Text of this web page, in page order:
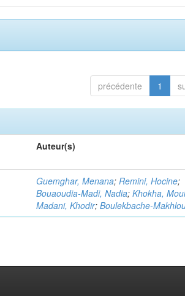
précédente 1
Auteur(s)
Guemghar, Menana;Remini, Hocine;
Bouaoudia-Madi, Nadia;Khokha,
Madani, Khodir;Boulekbache-